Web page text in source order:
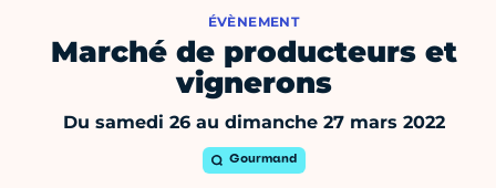
ÉVÈNEMENT
Marché de producteurs et
vignerons
Du samedi 26 au dimanche 27 mars 2022
Gourmand